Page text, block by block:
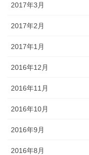
2017年3月
2017年2月
2017年1月
2016年12月
2016年11月
2016年10月
2016年9月
2016年8月